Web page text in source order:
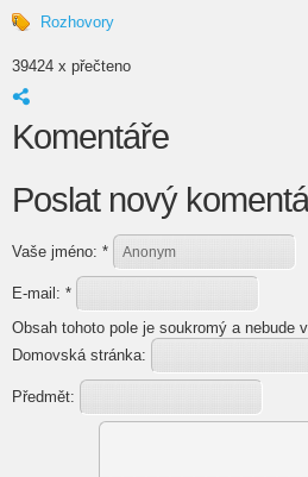
Rozhovory
39424 x přečteno
Komentáře
Poslat nový
Vaše jméno: *
E-mail: *
Obsah tohoto pole je soukromý a nebude
Domovská stránka:
Předmět: